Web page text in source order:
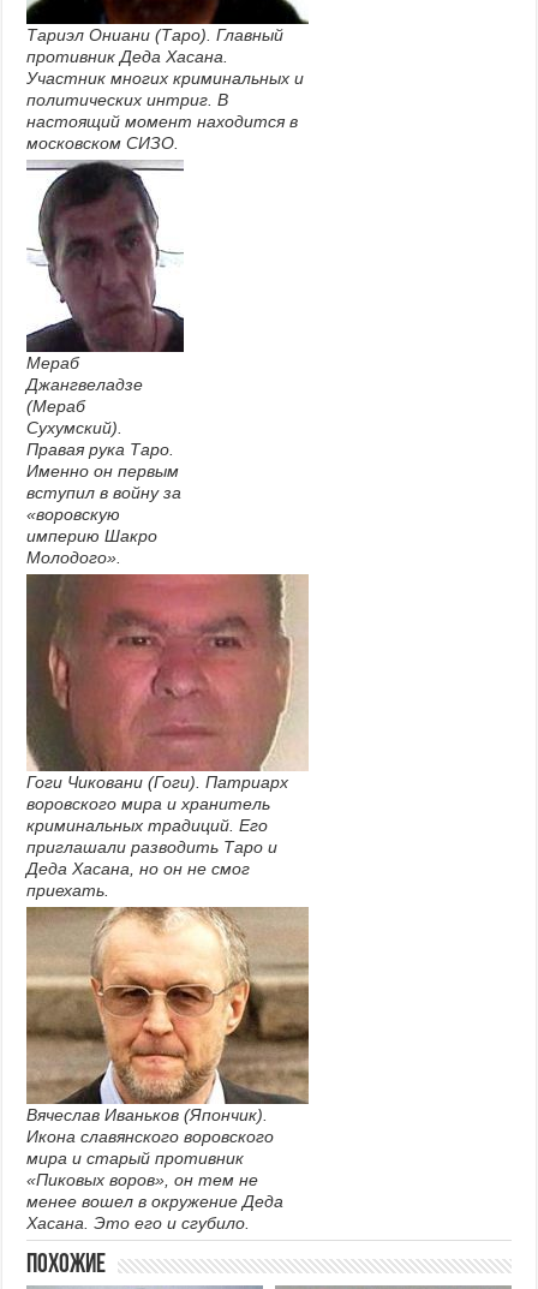
Тариэл Ониани (Таро). Главный
противник Деда Хасана.
Участник многих криминальных и
политических интриг. В
настоящий момент находится в
московском СИЗО.
Мераб
Джангвеладзе
(Мераб
Сухумский).
Правая рука Таро.
Именно он первым
вступил в войну за
«воровскую
империю Шакро
Молодого».
Гоги Чиковани (Гоги). Патриарх
воровского мира и хранитель
криминальных традиций. Его
приглашали разводить Таро и
Деда Хасана, но он не смог
приехать.
Вячеслав Иваньков (Япончик).
Икона славянского воровского
мира и старый противник
«Пиковых воров», он тем не
менее вошел в окружение Деда
Хасана. Это его и сгубило.
Похожие